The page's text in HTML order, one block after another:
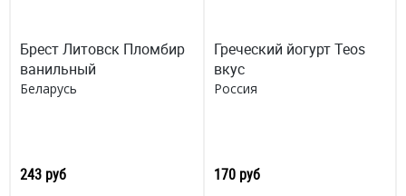
Брест Литовск Пломбир
ванильный
Беларусь
243 руб
Греческий йогурт Teos
вкус
Россия
170 руб